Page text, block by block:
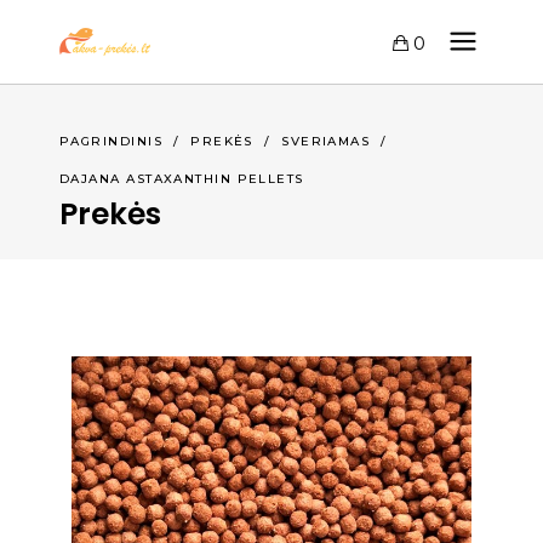
0
PAGRINDINIS / PREKĖS / SVERIAMAS /
DAJANA ASTAXANTHIN PELLETS
Prekės